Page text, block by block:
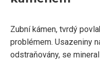
Zubní kámen, tvrdý
problémem. Usazeniny
odstraňovány, se